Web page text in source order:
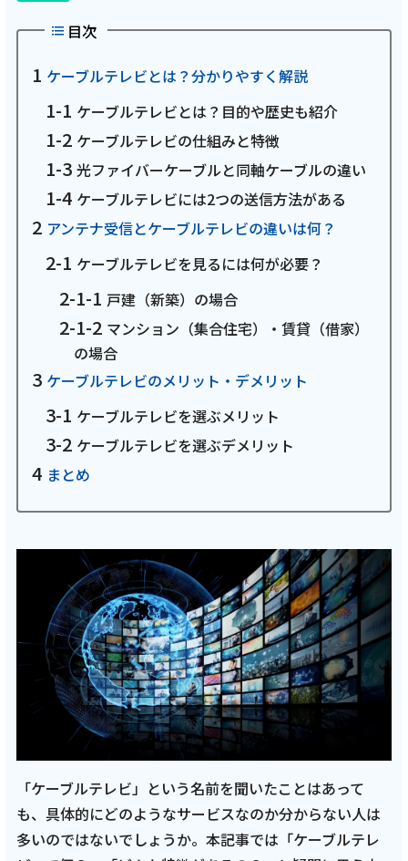
おトクな情報 料金案内
対応エリア よくあるご質問
お電話でのお問い合わせ
受付時間：9:30〜18:00 年中無休
Webメール
おトクなプラン
パンフレット・チラシ
会社案内
目次
ケーブルテレビとは？分かりやすく解説
ケーブルテレビとは？目的や歴史も紹介
ケーブルテレビの仕組みと特徴
光ファイバーケーブルと同軸ケーブルの違い
ケーブルテレビには2つの送信方法がある
アンテナ受信とケーブルテレビの違いは何？
ケーブルテレビを見るには何が必要？
戸建（新築）の場合
マンション（集合住宅）・賃貸（借家）
の場合
ケーブルテレビのメリット・デメリット
ケーブルテレビを選ぶメリット
ケーブルテレビを選ぶデメリット
まとめ
「ケーブルテレビ」という名前を聞いたことはあって
も、具体的にどのようなサービスなのか分からない人は
多いのではないでしょうか。本記事では「ケーブルテレ